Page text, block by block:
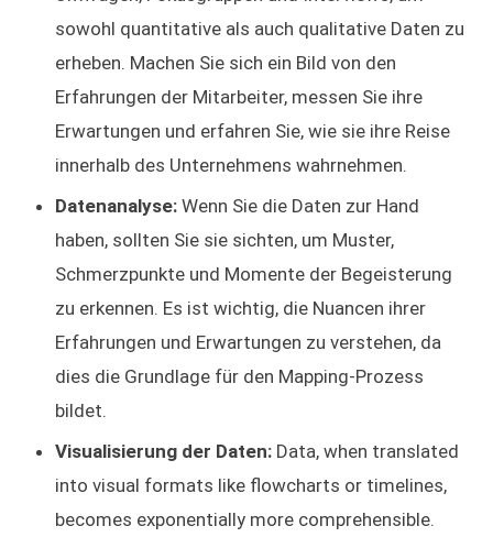
sowohl quantitative als auch qualitative Daten zu
erheben. Machen Sie sich ein Bild von den
Erfahrungen der Mitarbeiter, messen Sie ihre
Erwartungen und erfahren Sie, wie sie ihre Reise
innerhalb des Unternehmens wahrnehmen.
Datenanalyse: Wenn Sie die Daten zur Hand
haben, sollten Sie sie sichten, um Muster,
Schmerzpunkte und Momente der Begeisterung
zu erkennen. Es ist wichtig, die Nuancen ihrer
Erfahrungen und Erwartungen zu verstehen, da
dies die Grundlage für den Mapping-Prozess
bildet.
Visualisierung der Daten: Data, when translated
into visual formats like flowcharts or timelines,
becomes exponentially more comprehensible.